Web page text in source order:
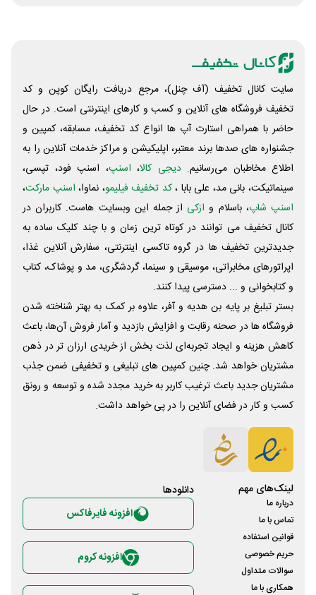
می دهند. کافیست لینک دعوت اختصاصی خود را برای
دیگران بفرستید. توجه داشته اشید که این افراد بهتر است
مادران باردار یا والدین دارای فرزند خردسال باشند که
محتوای اپلیکیشن برایشان مفید باشد.
سایت کانال تخفیف (آف چنل)، مرجع دریافت رایگان کوپن و کد
تخفیف فروشگاه های آنلاین و کسب و‌ کارهای اینترنتی است. در حال
حاضر با همراهی استارت آپ ها انواع کد تخفیف، مسابقه، کمپین و
جشنواره های صدها برند معتبر، اپلیکیشن و مراکز خدمات آنلاین را به
اطلاع مخاطبان می‌رسانیم. دیجی کالا، اسنپ، اسنپ فود، تپسی،
سینماتیکت، بانی مد، علی‌ بابا ،کد تخفیف فیلیمو، نماوا، اسنپ مارکت،
اسنپ شاپ، باسلام و ازکی از جمله این وبسایت ‌هاست. کاربران در
کانال تخفیف می توانند در کوتاه ترین زمان و با چند کلیک ساده به
جدیدترین تخفیف ها در گروه تاکسی اینترنتی، سفارش آنلاین غذا،
اپراتورهای مخابراتی، موسیقی و سینما، گردشگری، مد و پوشاک، کتاب
و کتابخوانی و ... دسترسی پیدا کنند.
بستر تبلیغ بر پایه بن هدیه و آفر، علاوه بر کمک به بهتر شناخته شدن
فروشگاه ها در صحنه رقابت و افزایش بازدید و آمار فروش آن‌ها، باعث
کاهش هزینه و ایجاد تجربه‌ای لذت بخش از خریدی ارزان تر در ذهن
مشتریان خواهد شد. چنین کمپین های تبلیغی و تخفیفی ضمن جذب
مشتریان جدید باعث ترغیب کاربر به خرید مجدد شده و توسعه و رونق
کسب و کار در فضای آنلاین را در پی خواهد داشت.
لینک‌های مهم
درباره ما
تماس با ما
قوانین استفاده
حریم خصوصی
سوالات متداول
همکاری با ما
دانلود‌ها
افزونه فایرفاکس
افزونه کروم